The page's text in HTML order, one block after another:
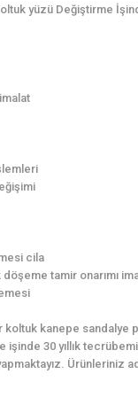
yüzü Değiştirme
cila
tamir onarımı
koltuk kanepe
30 yıllık
Ürünleriniz